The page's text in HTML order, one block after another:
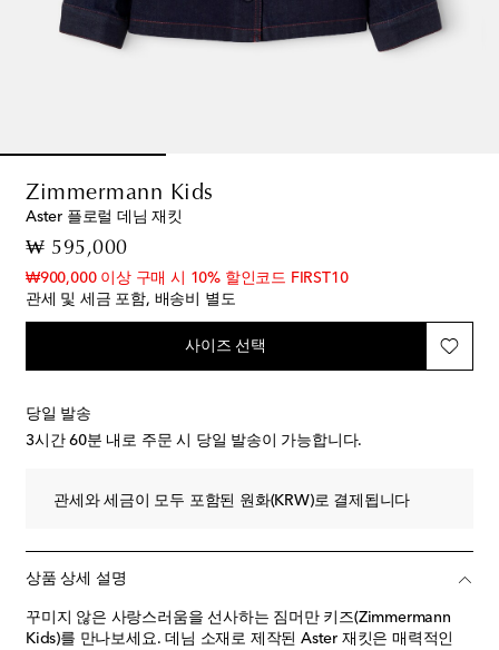
Zimmermann Kids
Aster 플로럴 데님 재킷
₩ 595,000original price
₩900,000 이상 구매 시 10% 할인코드 FIRST10
관세 및 세금 포함, 배송비 별도
사이즈 선택
당일 발송
3시간 60분 내로 주문 시 당일 발송이 가능합니다.
관세와 세금이 모두 포함된 원화(KRW)로 결제됩니다
상품 상세 설명
꾸미지 않은 사랑스러움을 선사하는 짐머만 키즈(Zimmermann
Kids)를 만나보세요. 데님 소재로 제작된 Aster 재킷은 매력적인